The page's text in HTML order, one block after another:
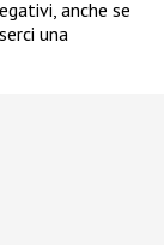
anche se
una